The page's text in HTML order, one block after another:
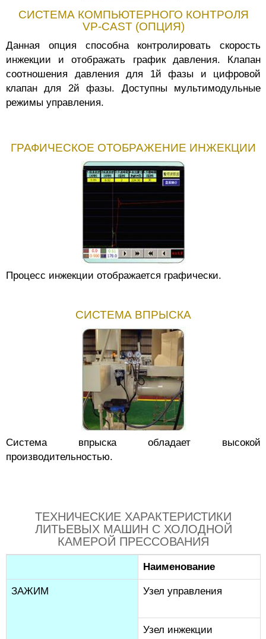
СИСТЕМА КОМПЬЮТЕРНОГО КОНТРОЛЯ
VP-CAST (ОПЦИЯ)
Данная опция способна контролировать скорость
инжекции и отображать график давления. Клапан
соотношения давления для 1й фазы и цифровой
клапан для 2й фазы. Доступны мультимодульные
режимы управления.
ГРАФИЧЕСКОЕ ОТОБРАЖЕНИЕ ИНЖЕКЦИИ
Процесс инжекции отображается графически.
СИСТЕМА ВПРЫСКА
Система впрыска обладает высокой
производительностью.
ТЕХНИЧЕСКИЕ ХАРАКТЕРИСТИКИ
ЛИТЬЕВЫХ МАШИН С ХОЛОДНОЙ
КАМЕРОЙ ПРЕССОВАНИЯ
Наименование
ЗАЖИМ Узел управления
Узел инжекции